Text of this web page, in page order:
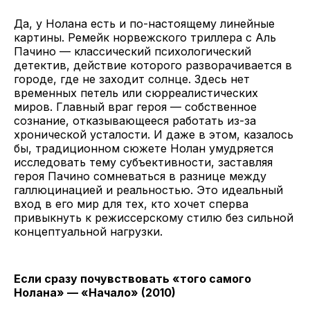
Да, у Нолана есть и по-настоящему линейные
картины. Ремейк норвежского триллера с Аль
Пачино — классический психологический
детектив, действие которого разворачивается в
городе, где не заходит солнце. Здесь нет
временных петель или сюрреалистических
миров. Главный враг героя — собственное
сознание, отказывающееся работать из-за
хронической усталости. И даже в этом, казалось
бы, традиционном сюжете Нолан умудряется
исследовать тему субъективности, заставляя
героя Пачино сомневаться в разнице между
галлюцинацией и реальностью. Это идеальный
вход в его мир для тех, кто хочет сперва
привыкнуть к режиссерскому стилю без сильной
концептуальной нагрузки.
Если сразу почувствовать «того самого
Нолана» — «Начало» (2010)